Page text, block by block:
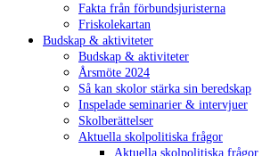
Fakta från förbundsjuristerna
Friskolekartan
Budskap & aktiviteter
Budskap & aktiviteter
Årsmöte 2024
Så kan skolor stärka sin beredskap
Inspelade seminarier & intervjuer
Skolberättelser
Aktuella skolpolitiska frågor
Aktuella skolpolitiska frågor